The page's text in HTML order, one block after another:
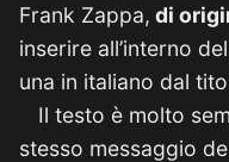
Frank Zappa, di
inserire all’interno
una in italiano dal
Il testo è molto
stesso messaggio